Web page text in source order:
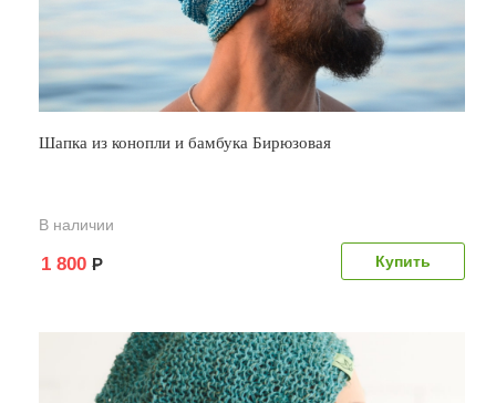
Шапка из конопли и бамбука Бирюзовая
В наличии
1 800 Р